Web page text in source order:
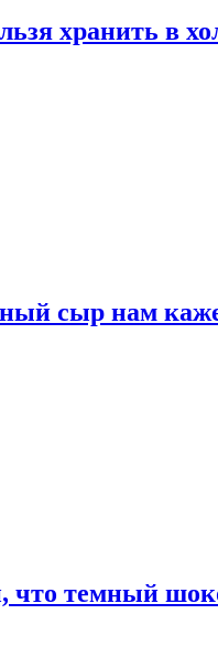
хранить в
сыр нам
темный